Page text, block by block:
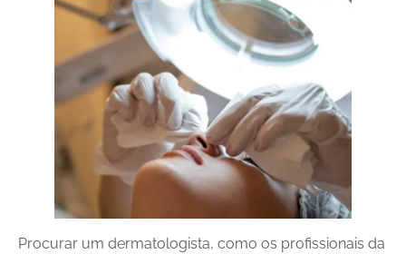
Procurar um dermatologista, como os profissionais da